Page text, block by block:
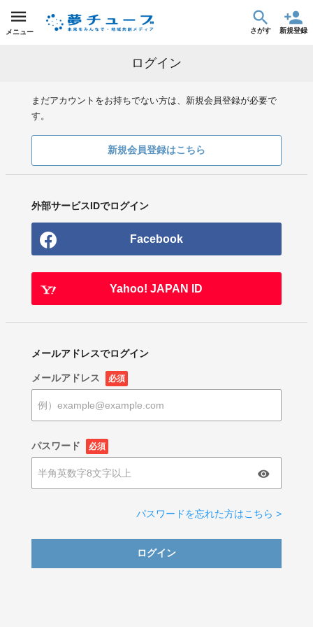
メニュー さがす 新規登録
ログイン
まだアカウントをお持ちでない方は、新規会員登録が必要で
す。
新規会員登録はこちら
外部サービスIDでログイン
Facebook
Yahoo! JAPAN ID
メールアドレスでログイン
メールアドレス 必須
パスワード 必須
パスワードを忘れた方はこちら >
ログイン